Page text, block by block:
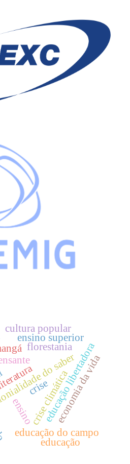
do saber
educação libertadora
florestania
educação do campo
ensino superior
economia da vida
crise climática
crise
ensino
educação
cultura popular